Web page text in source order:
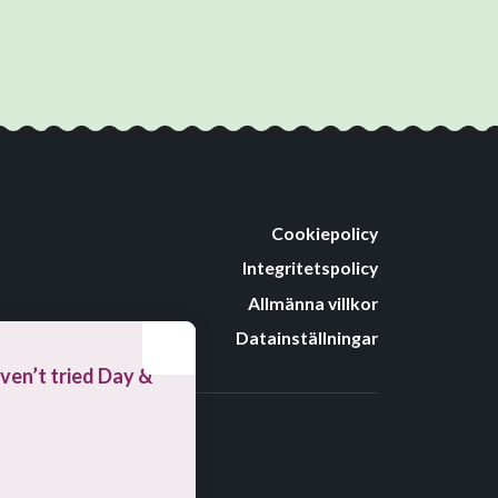
Cookiepolicy
Integritetspolicy
Allmänna villkor
Datainställningar
tried Day &